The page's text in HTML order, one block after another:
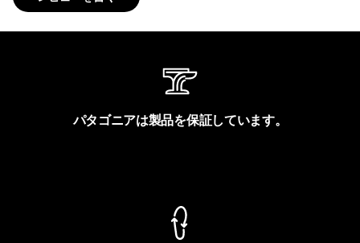
パタゴニアは製品を保証しています。